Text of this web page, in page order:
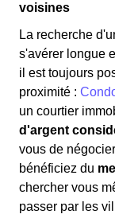
voisines
La recherche
s'avérer longue
il est toujours
proximité :
un courtier
d'argent
vous de
bénéficiez du
chercher vous
passer par les